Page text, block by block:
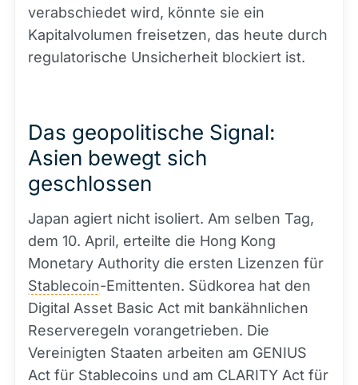
verabschiedet wird, könnte sie ein
Kapitalvolumen freisetzen, das heute durch
regulatorische Unsicherheit blockiert ist.
Das geopolitische Signal:
Asien bewegt sich
geschlossen
Japan agiert nicht isoliert. Am selben Tag,
dem 10. April, erteilte die Hong Kong
Monetary Authority die ersten Lizenzen für
Stablecoin-Emittenten. Südkorea hat den
Digital Asset Basic Act mit bankähnlichen
Reserveregeln vorangetrieben. Die
Vereinigten Staaten arbeiten am GENIUS
Act für Stablecoins und am CLARITY Act für